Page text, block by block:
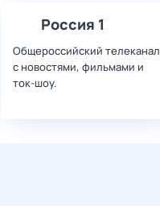
Россия 1
Общероссийский телеканал
с новостями, фильмами и
ток-шоу.